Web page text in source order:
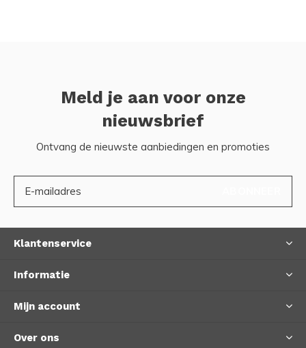
Meld je aan voor onze
nieuwsbrief
Ontvang de nieuwste aanbiedingen en promoties
Klantenservice
Informatie
Mijn account
Over ons